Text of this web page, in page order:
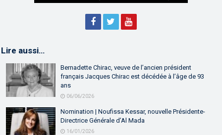
Lire aussi…
Bernadette Chirac, veuve de l’ancien président
français Jacques Chirac est décédée à l’âge de 93
ans
06/06/2026
Nomination | Noufissa Kessar, nouvelle Présidente-
Directrice Générale d’Al Mada
16/01/2026